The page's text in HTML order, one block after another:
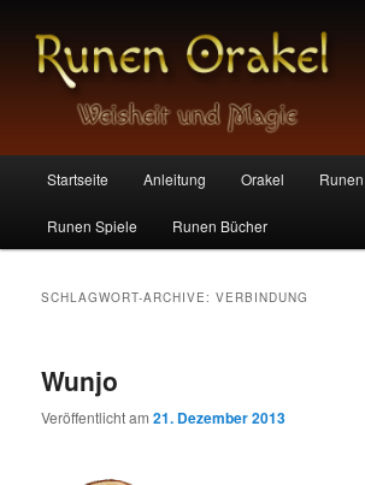
Runen Orakel
Zum
Inhalt
Zum
sekundären
Startseite Anleitung Orakel Runen
Runen Spiele Runen Bücher
SCHLAGWORT-ARCHIVE:VERBINDUNG
Wunjo
Veröffentlicht am21. Dezember 2013